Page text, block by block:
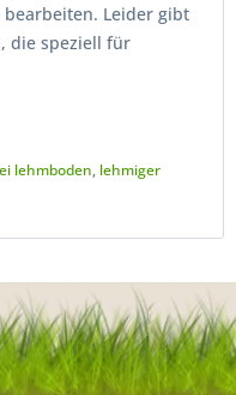
Leider gibt
die speziell für
lehmboden, lehmiger